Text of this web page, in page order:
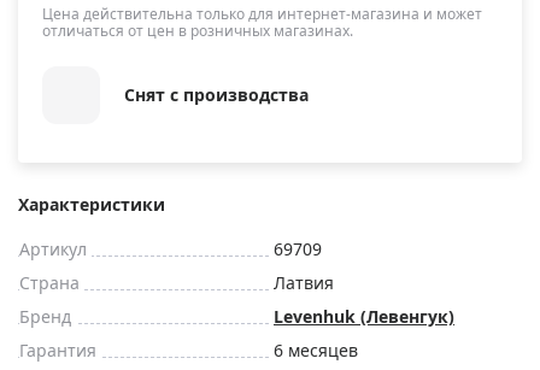
Цена действительна только для интернет-магазина и может
отличаться от цен в розничных магазинах.
Снят с производства
Характеристики
Артикул
69709
Страна
Латвия
Бренд
Levenhuk (Левенгук)
Гарантия
6 месяцев